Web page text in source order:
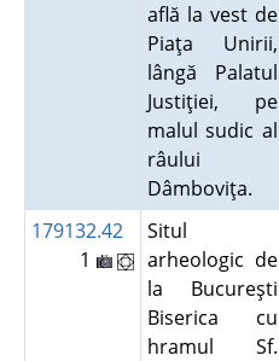
află la vest de
Piaţa Unirii,
lângă Palatul
Justiţiei, pe
malul sudic al
râului
Dâmboviţa.
179132.42
1
Situl
arheologic de
la Bucureşti
Biserica cu
hramul Sf.